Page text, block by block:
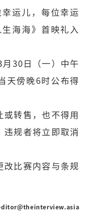
运儿，每位幸运
海海》首映礼入
30日（一）中午
天傍晚6时公布得
转售，也不得用
违规者将立即取消
改比赛内容与条规